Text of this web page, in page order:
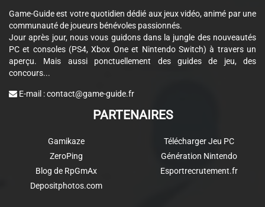
Game-Guide est votre quotidien dédié aux jeux vidéo, animé par une
communauté de joueurs bénévoles passionnés.
Jour après jour, nous vous guidons dans la jungle des nouveautés
PC et consoles (PS4, Xbox One et Nintendo Switch) à travers un
aperçu. Mais aussi ponctuellement des guides de jeu, des
concours...
E-mail :contact@game-guide.fr
PARTENAIRES
Gamikaze
ZeroPing
Blog de RpGmAx
Depositphotos.com
Télécharger Jeu PC
Génération Nintendo
Esportrecrutement.fr